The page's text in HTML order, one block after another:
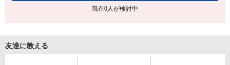
現在0人が検討中
友達に教える